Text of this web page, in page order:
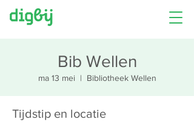
Bib Wellen
ma 13 mei
  |
Bibliotheek Wellen
Tijdstip en locatie